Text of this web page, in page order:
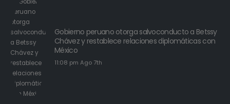
Gobierno peruano otorga salvoconducto a Betssy
Chávez y restablece relaciones diplomáticas con
México
11:08 pm Ago 7th